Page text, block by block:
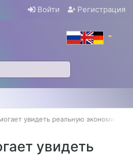
Войти Регистрация
увидеть реальную экономику
увидеть